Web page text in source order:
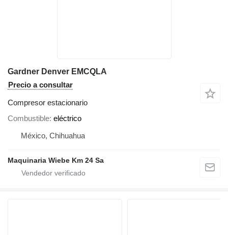
Gardner Denver EMCQLA
Precio a consultar
Compresor estacionario
Combustible eléctrico
México, Chihuahua
Maquinaria Wiebe Km 24 Sa